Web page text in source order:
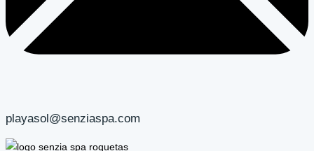
playasol@senziaspa.com